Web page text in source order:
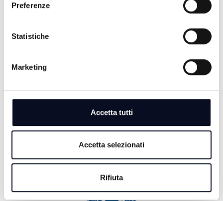
Preferenze
Statistiche
Marketing
Accetta tutti
Accetta selezionati
Rifiuta
fuochi, eventi anche a settembre | VIDEO
SARSINA: "Truculentus" uno dei testi più riusciti di
macedone